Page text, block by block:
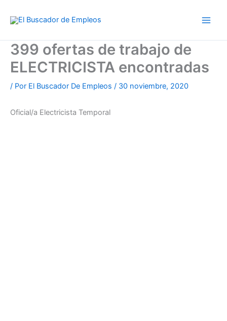
399 ofertas de trabajo de
ELECTRICISTA encontradas
/ Por El Buscador De Empleos / 30 noviembre, 2020
Oficial/a Electricista Temporal